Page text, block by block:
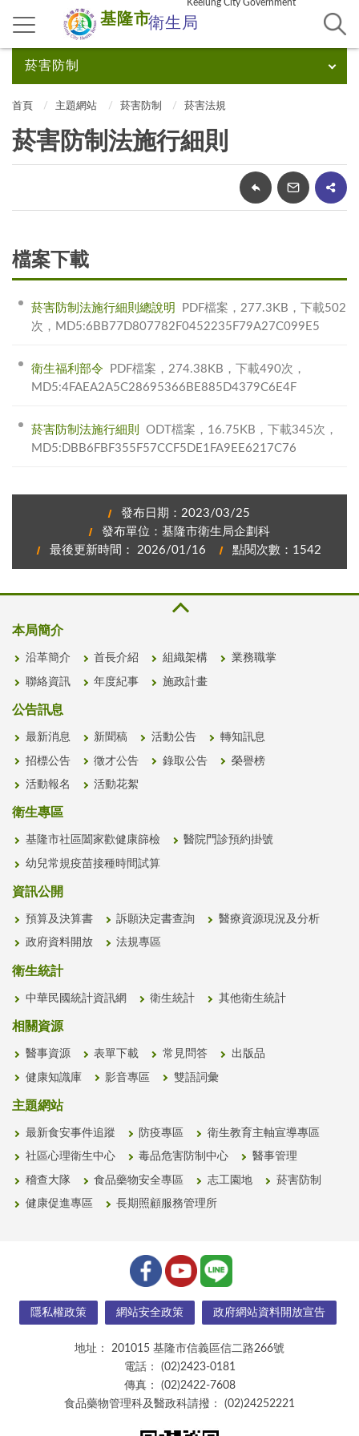
基隆市衛生局
Keelung City Government
菸害防制
首頁 主題網站 菸害防制 菸害法規
菸害防制法施行細則
檔案下載
菸害防制法施行細則總說明
PDF檔案，277.3KB，下載502
次，MD5:6BB77D807782F0452235F79A27C099E5
衛生福利部令
PDF檔案，274.38KB，下載490次，
MD5:4FAEA2A5C28695366BE885D4379C6E4F
菸害防制法施行細則
ODT檔案，16.75KB，下載345次，
MD5:DBB6FBF355F57CCF5DE1FA9EE6217C76
發布日期：2023/03/25
發布單位：基隆市衛生局企劃科
最後更新時間： 2026/01/16
點閱次數：1542
本局簡介
沿革簡介 首長介紹 組織架構 業務職掌
聯絡資訊 年度紀事 施政計畫
公告訊息
最新消息 新聞稿 活動公告 轉知訊息
招標公告 徵才公告 錄取公告 榮譽榜
活動報名 活動花絮
衛生專區
基隆市社區闔家歡健康篩檢 醫院門診預約掛號
幼兒常規疫苗接種時間試算
資訊公開
預算及決算書 訴願決定書查詢 醫療資源現況及分析
政府資料開放 法規專區
衛生統計
中華民國統計資訊網 衛生統計 其他衛生統計
相關資源
醫事資源 表單下載 常見問答 出版品
健康知識庫 影音專區 雙語詞彙
主題網站
最新食安事件追蹤 防疫專區 衛生教育主軸宣導專區
社區心理衛生中心 毒品危害防制中心 醫事管理
稽查大隊 食品藥物安全專區 志工園地 菸害防制
健康促進專區 長期照顧服務管理所
隱私權政策 網站安全政策 政府網站資料開放宣告
地址：
201015 基隆市信義區信二路266號
電話：
(02)2423-0181
傳真：
(02)2422-7608
食品藥物管理科及醫政科請撥：
(02)24252221